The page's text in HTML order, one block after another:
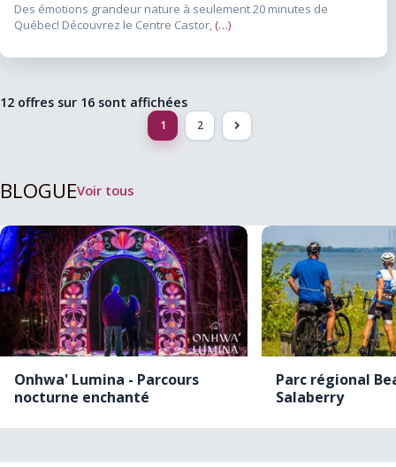
Des émotions grandeur nature à seulement 20 minutes de
Québec! Découvrez le Centre Castor,(…)
12 offres sur 16 sont affichées
1 2 >
BLOGUEVoir tous
Onhwa' Lumina - Parcours
nocturne enchanté
Parc régional
Salaberry